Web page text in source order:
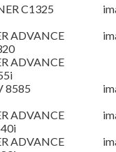
C1325
ADVANCE
ADVANCE
8585
ADVANCE
ADVANCE